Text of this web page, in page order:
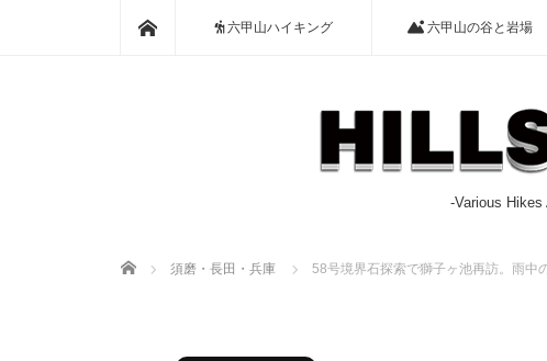
ホーム六甲山ハイキング 六甲山の谷と岩場
-Various
ホーム 須磨・長田・兵庫 58号境界石探索で獅子ヶ池再訪。雨中